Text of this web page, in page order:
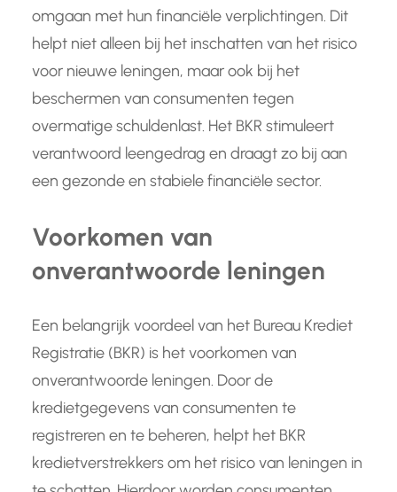
omgaan met hun financiële verplichtingen. Dit
helpt niet alleen bij het inschatten van het risico
voor nieuwe leningen, maar ook bij het
beschermen van consumenten tegen
overmatige schuldenlast. Het BKR stimuleert
verantwoord leengedrag en draagt zo bij aan
een gezonde en stabiele financiële sector.
Voorkomen van
onverantwoorde leningen
Een belangrijk voordeel van het Bureau Krediet
Registratie (BKR) is het voorkomen van
onverantwoorde leningen. Door de
kredietgegevens van consumenten te
registreren en te beheren, helpt het BKR
kredietverstrekkers om het risico van leningen in